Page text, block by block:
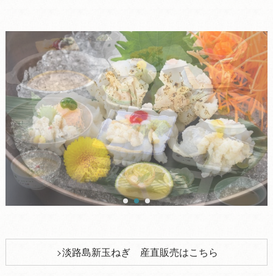
淡路島新玉ねぎ 産直販売はこちら